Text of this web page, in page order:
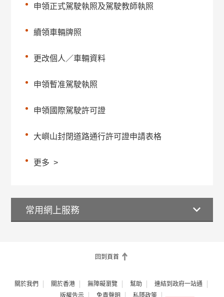
申領正式駕駛執照及駕駛教師執照
續領車輛牌照
更改個人／車輛資料
申領暫准駕駛執照
申領國際駕駛許可證
大嶼山封閉道路通行許可證申請表格
更多 >
常用網上服務
回到頁首
關於我們 關於香港 無障礙瀏覽 幫助
連結到政府一站通
版權告示
免責聲明 私隱政策